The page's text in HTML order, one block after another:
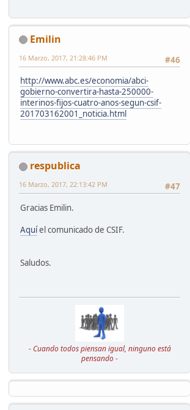
Emilin
#46
16 Marzo, 2017, 21:28:46 PM
http://www.abc.es/economia/abci-
gobierno-convertira-hasta-250000-
interinos-fijos-cuatro-anos-segun-csif-
201703162001_noticia.html
respublica
#47
16 Marzo, 2017, 22:13:42 PM
Gracias Emilin.
Aquíel comunicado de CSIF.
Saludos.
- Cuando todos piensan igual, ninguno está
pensando -